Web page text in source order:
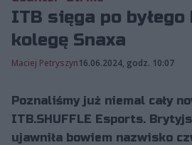
ITB sięga po
kolegę Snaxa
Maciej Petryszyn16.06.2024, godz. 10:07
Poznaliśmy już niemal cały
ITB.SHUFFLE Esports.
ujawniła bowiem nazwisko